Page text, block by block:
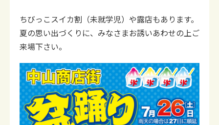
ちびっこスイカ割（未就学児）や露店もあります。
夏の思い出づくりに、みなさまお誘いあわせの上ご
来場下さい。